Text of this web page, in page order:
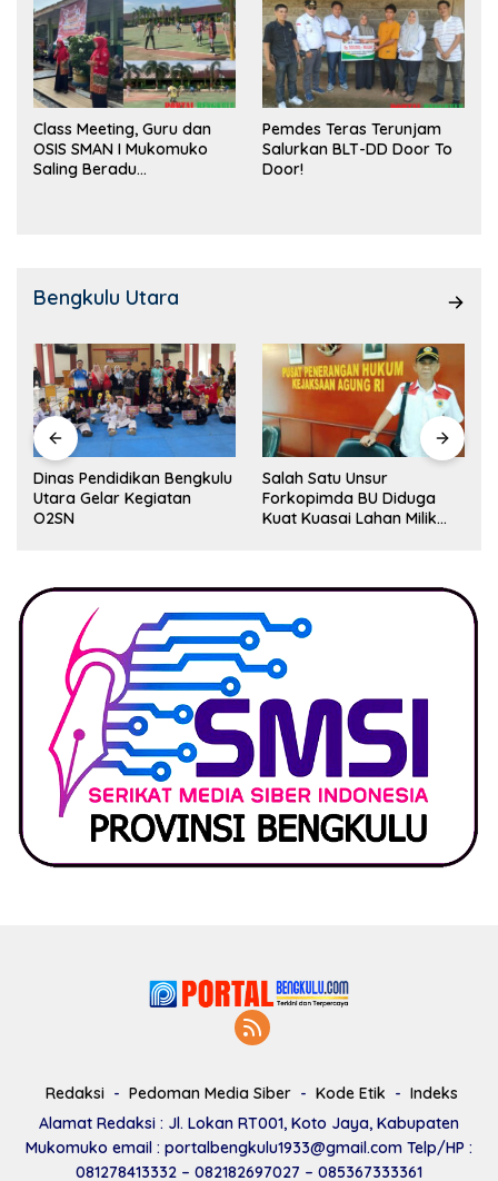
Class Meeting, Guru dan
OSIS SMAN I Mukomuko
Saling Beradu
Pemdes Teras Terunjam
Salurkan BLT-DD Door To
Door!
Bengkulu Utara
Dinas Pendidikan Bengkulu
Utara Gelar Kegiatan
O2SN
Salah Satu Unsur
Forkopimda BU Diduga
Kuat Kuasai Lahan Milik
Redaksi Pedoman Media Siber Kode Etik
Indeks
Alamat Redaksi : Jl. Lokan RT001, Koto Jaya, Kabupaten
Mukomuko email : portalbengkulu1933@gmail.com Telp/HP :
081278413332 – 082182697027 – 085367333361